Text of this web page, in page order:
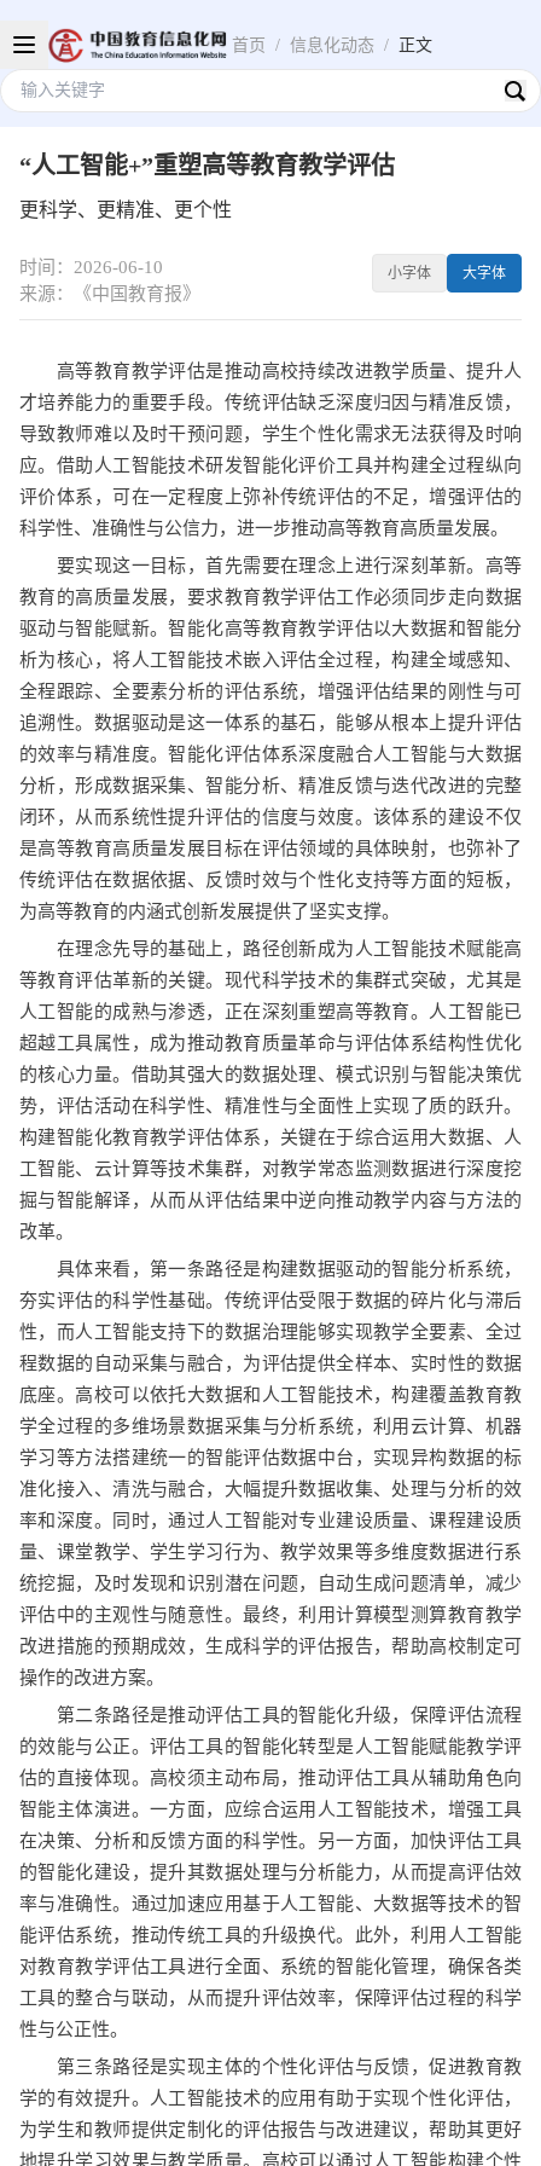
首页 / 信息化动态 / 正文
“人工智能+”重塑高等教育教学评估
更科学、更精准、更个性
时间：2026-06-10
来源：《中国教育报》
小字体 大字体
高等教育教学评估是推动高校持续改进教学质量、提升人
才培养能力的重要手段。传统评估缺乏深度归因与精准反馈，
导致教师难以及时干预问题，学生个性化需求无法获得及时响
应。借助人工智能技术研发智能化评价工具并构建全过程纵向
评价体系，可在一定程度上弥补传统评估的不足，增强评估的
科学性、准确性与公信力，进一步推动高等教育高质量发展。
要实现这一目标，首先需要在理念上进行深刻革新。高等
教育的高质量发展，要求教育教学评估工作必须同步走向数据
驱动与智能赋新。智能化高等教育教学评估以大数据和智能分
析为核心，将人工智能技术嵌入评估全过程，构建全域感知、
全程跟踪、全要素分析的评估系统，增强评估结果的刚性与可
追溯性。数据驱动是这一体系的基石，能够从根本上提升评估
的效率与精准度。智能化评估体系深度融合人工智能与大数据
分析，形成数据采集、智能分析、精准反馈与迭代改进的完整
闭环，从而系统性提升评估的信度与效度。该体系的建设不仅
是高等教育高质量发展目标在评估领域的具体映射，也弥补了
传统评估在数据依据、反馈时效与个性化支持等方面的短板，
为高等教育的内涵式创新发展提供了坚实支撑。
在理念先导的基础上，路径创新成为人工智能技术赋能高
等教育评估革新的关键。现代科学技术的集群式突破，尤其是
人工智能的成熟与渗透，正在深刻重塑高等教育。人工智能已
超越工具属性，成为推动教育质量革命与评估体系结构性优化
的核心力量。借助其强大的数据处理、模式识别与智能决策优
势，评估活动在科学性、精准性与全面性上实现了质的跃升。
构建智能化教育教学评估体系，关键在于综合运用大数据、人
工智能、云计算等技术集群，对教学常态监测数据进行深度挖
掘与智能解译，从而从评估结果中逆向推动教学内容与方法的
改革。
具体来看，第一条路径是构建数据驱动的智能分析系统，
夯实评估的科学性基础。传统评估受限于数据的碎片化与滞后
性，而人工智能支持下的数据治理能够实现教学全要素、全过
程数据的自动采集与融合，为评估提供全样本、实时性的数据
底座。高校可以依托大数据和人工智能技术，构建覆盖教育教
学全过程的多维场景数据采集与分析系统，利用云计算、机器
学习等方法搭建统一的智能评估数据中台，实现异构数据的标
准化接入、清洗与融合，大幅提升数据收集、处理与分析的效
率和深度。同时，通过人工智能对专业建设质量、课程建设质
量、课堂教学、学生学习行为、教学效果等多维度数据进行系
统挖掘，及时发现和识别潜在问题，自动生成问题清单，减少
评估中的主观性与随意性。最终，利用计算模型测算教育教学
改进措施的预期成效，生成科学的评估报告，帮助高校制定可
操作的改进方案。
第二条路径是推动评估工具的智能化升级，保障评估流程
的效能与公正。评估工具的智能化转型是人工智能赋能教学评
估的直接体现。高校须主动布局，推动评估工具从辅助角色向
智能主体演进。一方面，应综合运用人工智能技术，增强工具
在决策、分析和反馈方面的科学性。另一方面，加快评估工具
的智能化建设，提升其数据处理与分析能力，从而提高评估效
率与准确性。通过加速应用基于人工智能、大数据等技术的智
能评估系统，推动传统工具的升级换代。此外，利用人工智能
对教育教学评估工具进行全面、系统的智能化管理，确保各类
工具的整合与联动，从而提升评估效率，保障评估过程的科学
性与公正性。
第三条路径是实现主体的个性化评估与反馈，促进教育教
学的有效提升。人工智能技术的应用有助于实现个性化评估，
为学生和教师提供定制化的评估报告与改进建议，帮助其更好
地提升学习效果与教学质量。高校可以通过人工智能构建个性